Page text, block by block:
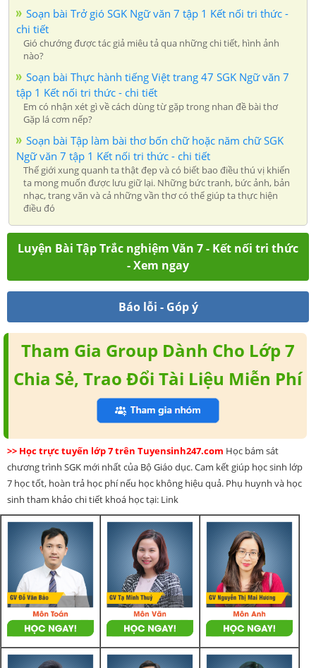
Soạn bài Trở gió SGK Ngữ văn 7 tập 1 Kết nối tri thức -
chi tiết
Gió chướng được tác giả miêu tả qua những chi tiết, hình ảnh
nào?
Soạn bài Thực hành tiếng Việt trang 47 SGK Ngữ văn 7
tập 1 Kết nối tri thức - chi tiết
Em có nhận xét gì về cách dùng từ gặp trong nhan đề bài thơ
Gặp lá cơm nếp?
Soạn bài Tập làm bài thơ bốn chữ hoặc năm chữ SGK
Ngữ văn 7 tập 1 Kết nối tri thức - chi tiết
Thế giới xung quanh ta thật đẹp và có biết bao điều thú vị khiến
ta mong muốn được lưu giữ lại. Những bức tranh, bức ảnh, bản
nhạc, trang văn và cả những vần thơ có thể giúp ta thực hiện
điều đó
Luyện Bài Tập Trắc nghiệm Văn 7 - Kết nối tri thức
- Xem ngay
Báo lỗi - Góp ý
Tham Gia Group Dành Cho Lớp 7
Chia Sẻ, Trao Đổi Tài Liệu Miễn Phí
>> Học trực tuyến lớp 7 trên Tuyensinh247.com Học bám sát
chương trình SGK mới nhất của Bộ Giáo dục. Cam kết giúp học sinh lớp
7 học tốt, hoàn trả học phí nếu học không hiệu quả. Phụ huynh và học
sinh tham khảo chi tiết khoá học tại: Link